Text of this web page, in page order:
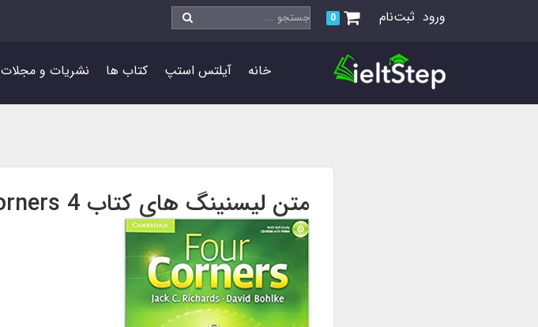
ورود ثبت‌نام 0
خانه آیلتس استپ کتاب ها نشریات و مجلات
متن لیسنینگ های کتاب four corners 4